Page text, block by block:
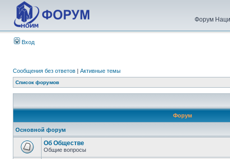
Форум
Вход
Сообщения без ответов | Активные темы
Список форумов
Форум
Основной форум
Об Обществе
Общие вопросы